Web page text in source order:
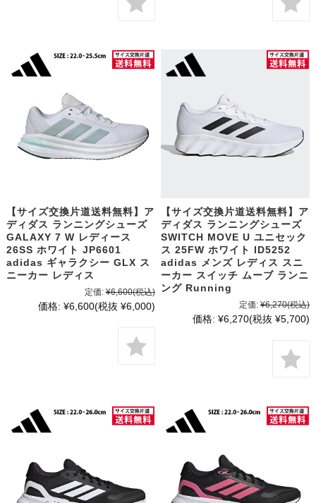
【サイズ交換片道送料無料】ア
ディダス ランニングシューズ
GALAXY 7 W レディース
26SS ホワイト JP6601
adidas ギャラクシー GLX ス
ニーカー レディス
定価: ¥6,600(税込)
価格: ¥6,600(税抜 ¥6,000)
【サイズ交換片道送料無料】ア
ディダス ランニングシューズ
SWITCH MOVE U ユニセック
ス 25FW ホワイト ID5252
adidas メンズ レディス スニ
ーカー スイッチ ムーブ ランニ
ング Running
定価: ¥6,270(税込)
価格: ¥6,270(税抜 ¥5,700)